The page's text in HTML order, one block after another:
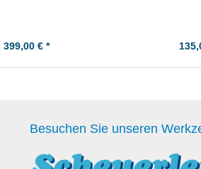
399,00 € *
Besuchen Sie unseren